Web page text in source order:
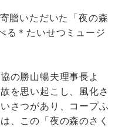
贈いただいた「夜の森
る＊たいせつミュージ
の勝山暢夫理事長よ
を思い起こし、風化さ
さつがあり、コープふ
、この「夜の森のさく